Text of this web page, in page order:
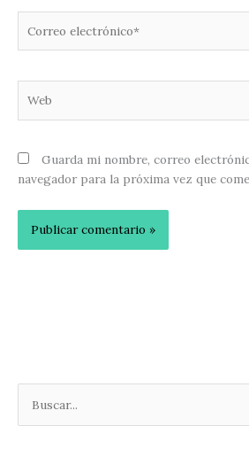
electrónico*
Guarda mi nombre, correo
navegador para la próxima vez que
u